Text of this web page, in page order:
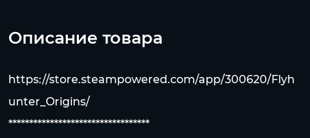
Описание товара
https://store.steampowered.com/app/300620/Flyh
unter_Origins/
**********************************